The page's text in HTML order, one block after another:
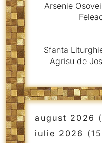
Arsenie
Sfanta
Agrisu de
august 2026
iulie 2026